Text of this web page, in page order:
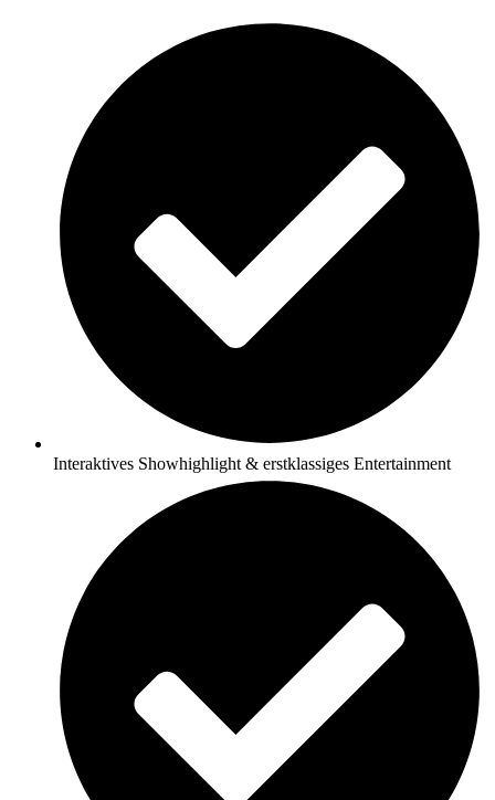
Interaktives Showhighlight & erstklassiges Entertainment